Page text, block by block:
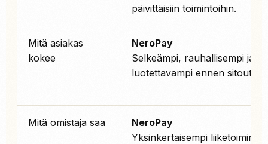
päivittäisiin toimintoihin.
Mitä asiakas
kokee
NeroPay
Selkeämpi, rauhallisempi ja
luotettavampi ennen
Mitä omistaja saa
NeroPay
Yksinkertaisempi